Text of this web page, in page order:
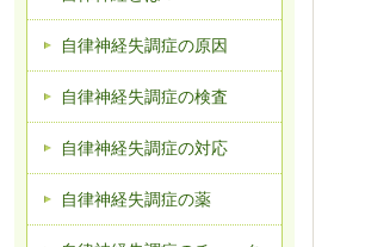
自律神経失調症の原因
自律神経失調症の検査
自律神経失調症の対応
自律神経失調症の薬